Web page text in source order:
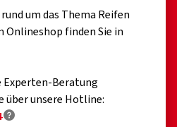
um das Thema Reifen
Onlineshop finden Sie in
Experten-Beratung
über unsere Hotline: